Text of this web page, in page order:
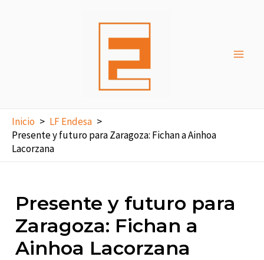
Inicio
LF Endesa
Presente y futuro para Zaragoza: Fichan a Ainhoa
Lacorzana
Presente y futuro para
Zaragoza: Fichan a
Ainhoa Lacorzana